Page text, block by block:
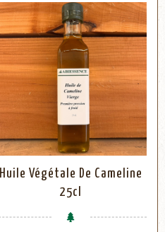
Huile Végétale De Cameline
25cl